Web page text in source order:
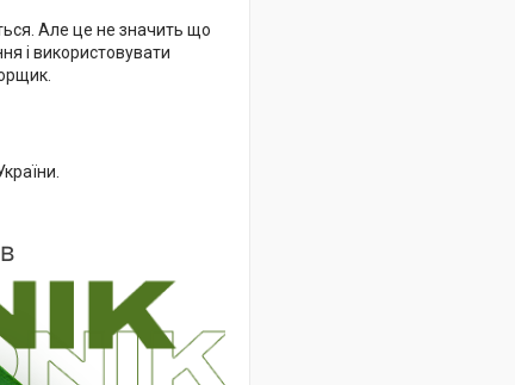
Але це не значить що
і використовувати